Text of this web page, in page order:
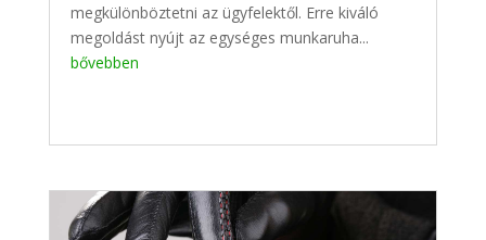
megkülönböztetni az ügyfelektől. Erre kiváló
megoldást nyújt az egységes munkaruha...
bővebben